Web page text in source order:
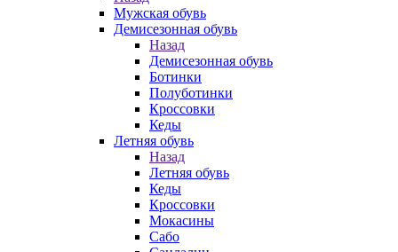
Мужская обувь
Демисезонная обувь
Назад
Демисезонная обувь
Ботинки
Полуботинки
Кроссовки
Кеды
Летняя обувь
Назад
Летняя обувь
Кеды
Кроссовки
Мокасины
Сабо